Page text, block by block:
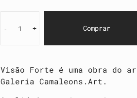
- + Comprar
Visão Forte é uma obra do
Galeria Camaleons.Art.